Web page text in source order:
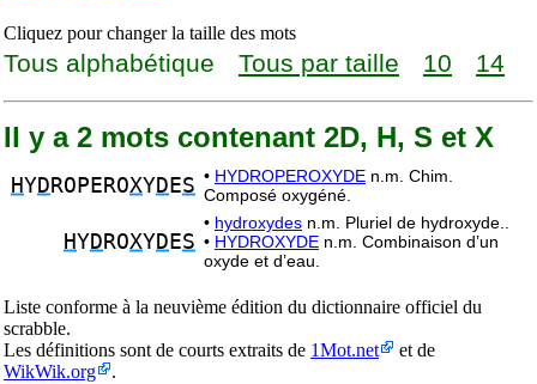
Cliquez pour changer la taille des mots
Tous alphabétique Tous par taille 10 14
Il y a 2 mots contenant 2D, H, S et X
HYD ROPEROXYD ES • HYDROPEROXYDE n.m. Chim.
Composé oxygéné.
HYD ROXYD ES
• hydroxydes n.m. Pluriel de hydroxyde..
• HYDROXYDE n.m. Combinaison d’un
oxyde et d’eau.
Liste conforme à la neuvième édition du dictionnaire officiel du
scrabble.
Les définitions sont de courts extraits de 1Mot.net
et de
WikWik.org
.